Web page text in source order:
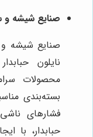
صنایع شیشه و
صنایع شیشه و
نایلون
محصولات
بسته‌بندی
فشارهای
حبابدار، با